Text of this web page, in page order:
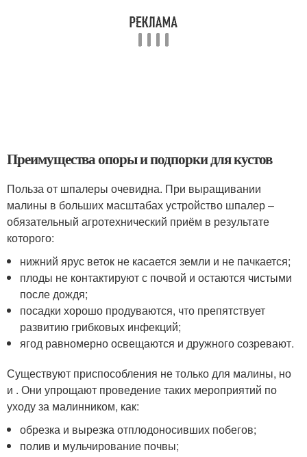
Преимущества опоры и подпорки для кустов
Польза от шпалеры очевидна. При выращивании
малины в больших масштабах устройство шпалер –
обязательный агротехнический приём в результате
которого:
нижний ярус веток не касается земли и не пачкается;
плоды не контактируют с почвой и остаются чистыми
после дождя;
посадки хорошо продуваются, что препятствует
развитию грибковых инфекций;
ягод равномерно освещаются и дружного созревают.
Существуют приспособления не только для малины, но
и . Они упрощают проведение таких мероприятий по
уходу за малинником, как:
обрезка и вырезка отплодоносивших побегов;
полив и мульчирование почвы;